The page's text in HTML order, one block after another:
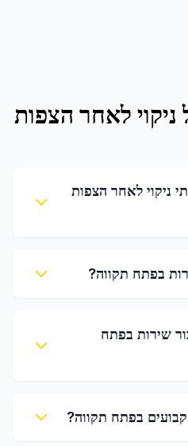
ניקוי לאחר הצפות
ניקוי לאחר הצפות
בפתח תקווה?
שירות בפתח
בפתח תקווה?